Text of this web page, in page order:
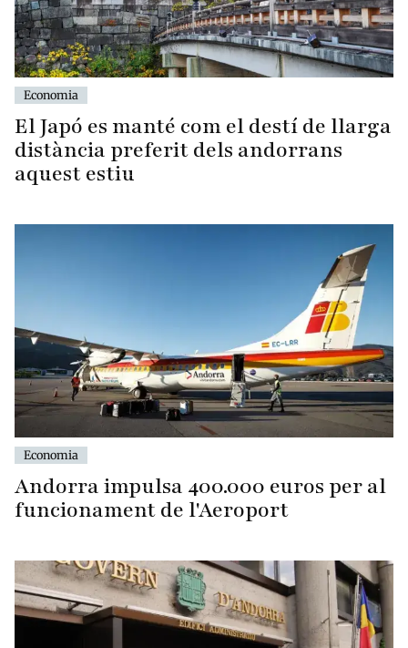
Economia
El Japó es manté com el destí de llarga
distància preferit dels andorrans
aquest estiu
Economia
Andorra impulsa 400.000 euros per al
funcionament de l'Aeroport